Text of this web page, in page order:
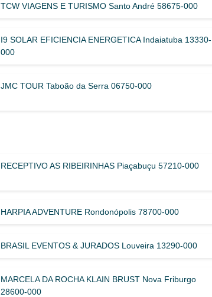
TCW VIAGENS E TURISMO Santo André 58675-000
I9 SOLAR EFICIENCIA ENERGETICA Indaiatuba 13330-
000
JMC TOUR Taboão da Serra 06750-000
RECEPTIVO AS RIBEIRINHAS Piaçabuçu 57210-000
HARPIA ADVENTURE Rondonópolis 78700-000
BRASIL EVENTOS & JURADOS Louveira 13290-000
MARCELA DA ROCHA KLAIN BRUST Nova Friburgo
28600-000